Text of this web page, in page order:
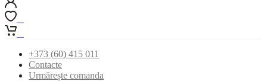
+373 (60) 415 011
Contacte
Urmărește comanda